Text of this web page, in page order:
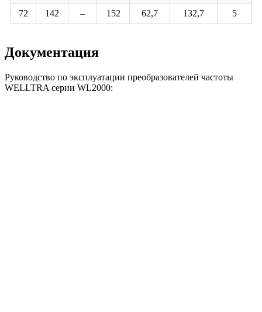
72 142 – 152 62,7 132,7 5
Документация
Руководство по эксплуатации преобразователей частоты
WELLTRA серии WL2000: